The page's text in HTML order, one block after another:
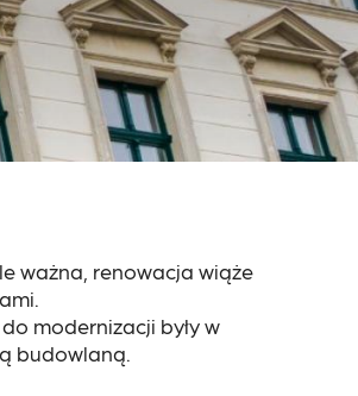
ważna, renowacja wiąże
modernizacji były w
budowlaną.